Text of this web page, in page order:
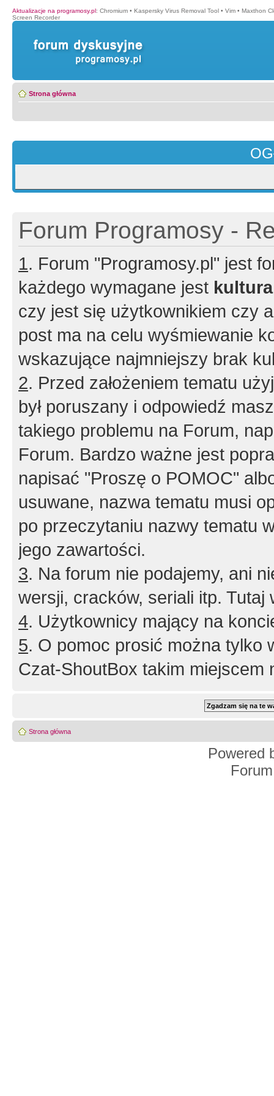
Aktualizacje na programosy.pl: Chromium • Kaspersky Virus Removal Tool • Vim • Maxthon
Screen Recorder
Strona główna
Forum Programosy -
1. Forum "Programosy.pl" jest
każdego wymagane jest
czy jest się użytkownikiem czy
post ma na celu wyśmiewanie
wskazujące najmniejszy brak
2. Przed założeniem tematu
był poruszany i odpowiedź
takiego problemu na Forum,
Forum. Bardzo ważne jest
napisać "Proszę o POMOC"
usuwane, nazwa tematu musi
po przeczytaniu nazwy tematu
jego zawartości.
3. Na forum nie podajemy, ani
wersji, cracków, seriali itp. Tutaj
4. Użytkownicy mający na
5. O pomoc prosić można tylko
Czat-ShoutBox takim miejscem
Strona główna
Powered